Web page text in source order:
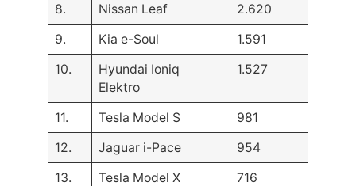
8. Nissan Leaf
2.620
9.
Kia e-Soul
1.591
10.
Hyundai Ioniq
Elektro
1.527
11. Tesla Model S
981
12.
Jaguar i-Pace
954
13.
Tesla Model X
716